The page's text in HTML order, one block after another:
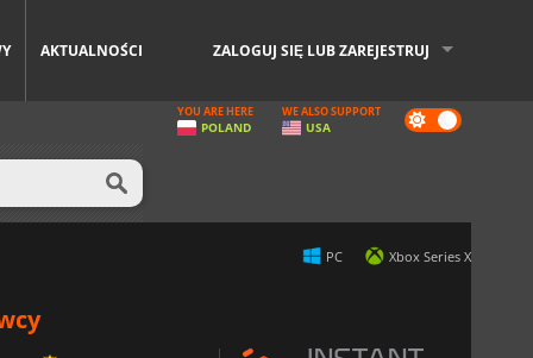
AKTUALNOŚCI ZALOGUJ SIĘ LUB ZAREJESTRUJ
Dark
mode
YOU ARE HERE
POLAND
WE ALSO SUPPORT
USA
PC Xbox Series X